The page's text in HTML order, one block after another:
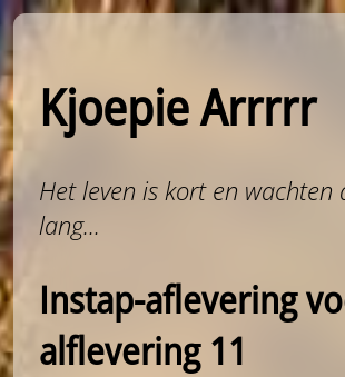
Kjoepie Arrrrr
Het leven is kort en wachten
lang...
Instap-aflevering
alflevering 11